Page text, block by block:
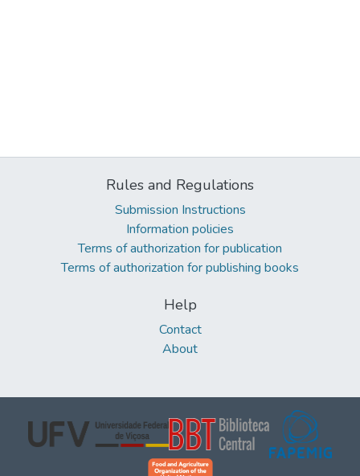
Rules and Regulations
Submission Instructions
Information policies
Terms of authorization for publication
Terms of authorization for publishing books
Help
Contact
About